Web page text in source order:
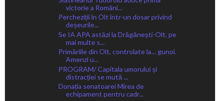
victorie a Români...
Percheziții în Olt într-un dosar privind
deșeurile...
Se IA APA astăzi la Drăgănești-Olt, pe
mai multe s...
Primăriile din Olt, controlate la… gunoi.
Amenzi u...
PROGRAM/ Capitala umorului și
distracției se mută ...
Donația senatoarei Mirea de
echipament pentru cadr...